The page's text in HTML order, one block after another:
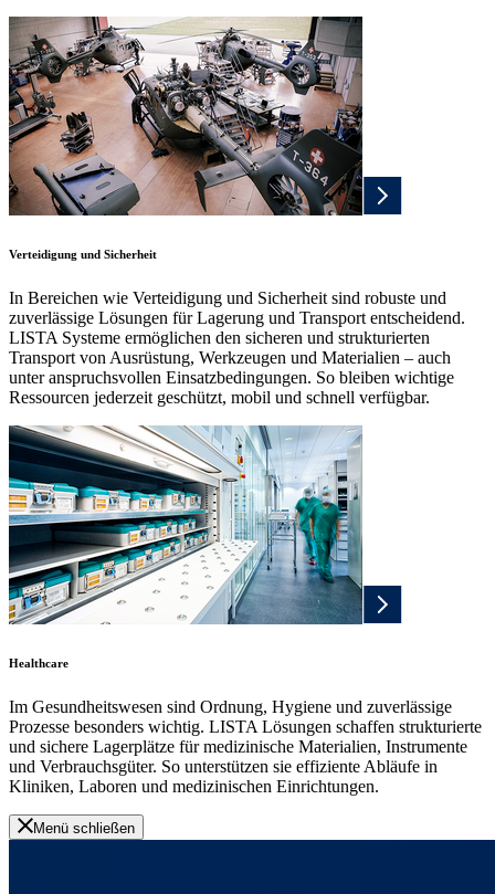
Verteidigung und Sicherheit
In Bereichen wie Verteidigung und Sicherheit sind robuste und
zuverlässige Lösungen für Lagerung und Transport entscheidend.
LISTA Systeme ermöglichen den sicheren und strukturierten
Transport von Ausrüstung, Werkzeugen und Materialien – auch
unter anspruchsvollen Einsatzbedingungen. So bleiben wichtige
Ressourcen jederzeit geschützt, mobil und schnell verfügbar.
Healthcare
Im Gesundheitswesen sind Ordnung, Hygiene und zuverlässige
Prozesse besonders wichtig. LISTA Lösungen schaffen strukturierte
und sichere Lagerplätze für medizinische Materialien, Instrumente
und Verbrauchsgüter. So unterstützen sie effiziente Abläufe in
Kliniken, Laboren und medizinischen Einrichtungen.
Menü schließen